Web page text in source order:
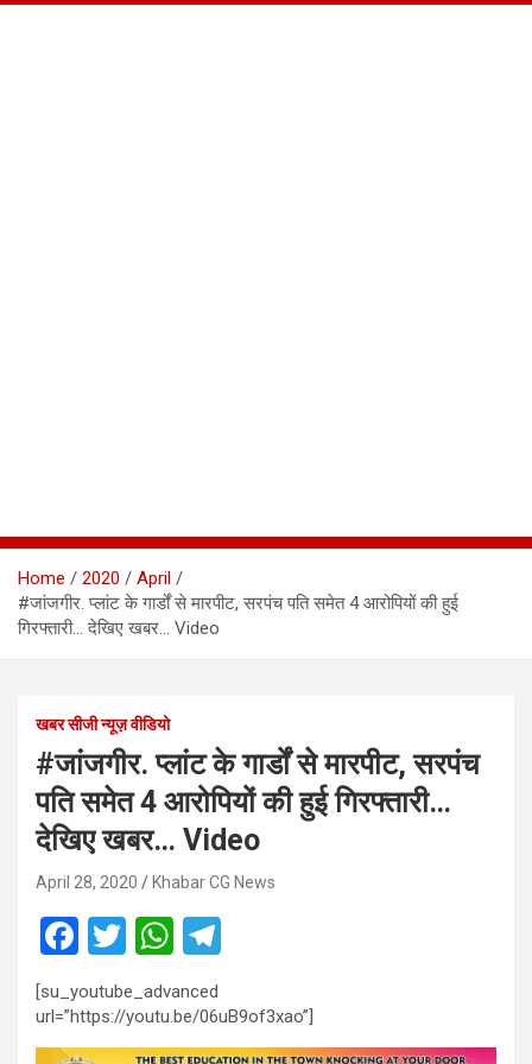
Home 2020
April
#जांजगीर. प्लांट के गार्डों से मारपीट, सरपंच पति समेत 4 आरोपियों की हुई
गिरफ्तारी… देखिए खबर… Video
खबर सीजी न्यूज़ वीडियो
#जांजगीर. प्लांट के गार्डों से मारपीट, सरपंच
पति समेत 4 आरोपियों की हुई गिरफ्तारी…
देखिए खबर… Video
April 28, 2020 Khabar CG News
F
ce
b
T
wi
tt
er
W
at
s
e
gr
[su_youtube_advanced
url=”https://youtu.be/06uB9of3xao”]